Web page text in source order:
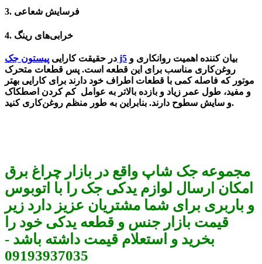
3. فرسایش شعاعی
4. خرابی‌های رینگ
در حقیقت کارایی پیستون جک j5
روغن‌کاری مناسب برای این قطعه است. پس قطعات متحرک
موتور که فاصله‌ کمی با قطعات اطراف خود دارند برای کارایی بهتر
و مفید، طول عمر زیاد و بازده بالاتر به عوامل کم کردن اصطکاک
و سایش سطوح دارند. بنابراین به طور منظم روغن‌کاری کنید.
مجموعه جک شاپ واقع در بازار چراغ برق
امکان ارسال لوازم یدکی جک را با اتوبوس
و باربری برای شما مشتریان عزیز دارد زیر
قیمت بازار جنس و قطعه یدکی خود را
بخرید و استعلام قیمت داشته باشد -
09193937035